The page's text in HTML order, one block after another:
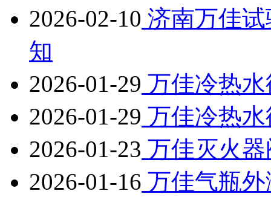
2026-02-10 济南万佳
知
2026-01-29 万佳冷热
2026-01-29 万佳冷热
2026-01-23 万佳灭火
2026-01-16 万佳气瓶